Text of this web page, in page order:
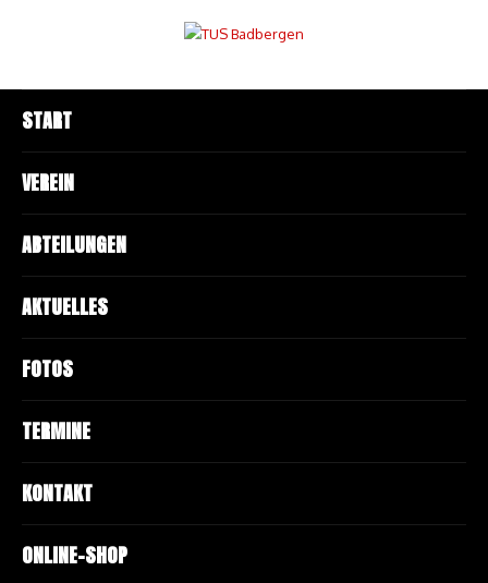
START
VEREIN
ABTEILUNGEN
AKTUELLES
FOTOS
TERMINE
KONTAKT
ONLINE-SHOP